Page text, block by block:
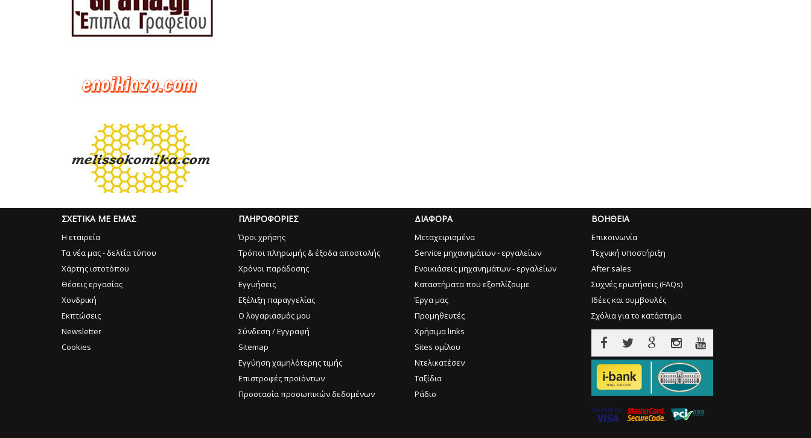
ΣΧΕΤΙΚΑ ΜΕ ΕΜΑΣ
Η εταιρεία
Τα νέα μας - δελτία τύπου
Χάρτης ιστοτόπου
Θέσεις εργασίας
Χονδρική
Εκπτώσεις
Newsletter
Cookies
ΠΛΗΡΟΦΟΡΙΕΣ
Όροι χρήσης
Τρόποι πληρωμής & έξοδα αποστολής
Χρόνοι παράδοσης
Εγγυήσεις
Εξέλιξη παραγγελίας
Ο λογαριασμός μου
Σύνδεση / Εγγραφή
Sitemap
Εγγύηση χαμηλότερης τιμής
Επιστροφές προϊόντων
Προστασία προσωπικών δεδομένων
ΔΙΑΦΟΡΑ
Μεταχειρισμένα
Service μηχανημάτων - εργαλείων
Ενοικιάσεις μηχανημάτων - εργαλείων
Καταστήματα που εξοπλίζουμε
Έργα μας
Προμηθευτές
Χρήσιμα links
Sites ομίλου
Ντελικατέσεν
Ταξίδια
Ράδιο
ΒΟΗΘΕΙΑ
Επικοινωνία
Τεχνική υποστήριξη
After sales
Συχνές ερωτήσεις (FAQs)
Ιδέες και συμβουλές
Σχόλια για το κατάστημα